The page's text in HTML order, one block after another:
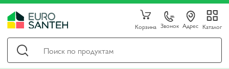
Корзина Звонок Адрес Каталог